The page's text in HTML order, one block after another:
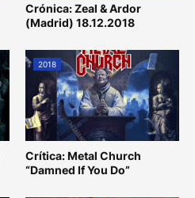
Crónica: Zeal & Ardor
(Madrid) 18.12.2018
2018
Crítica: Metal Church
“Damned If You Do”